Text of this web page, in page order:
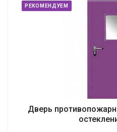
РЕКОМЕНДУЕМ
Дверь